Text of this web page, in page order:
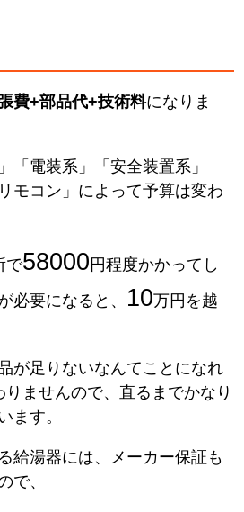
費+部品代+技術料になりま
「電装系」「安全装置系」
モコン」によって予算は変わ
で58000 円程度かかってし
必要になると、 10万円を越
が足りないなんてことになれ
ませんので、直るまでかなり
ます。
給湯器には、メーカー保証も
で、